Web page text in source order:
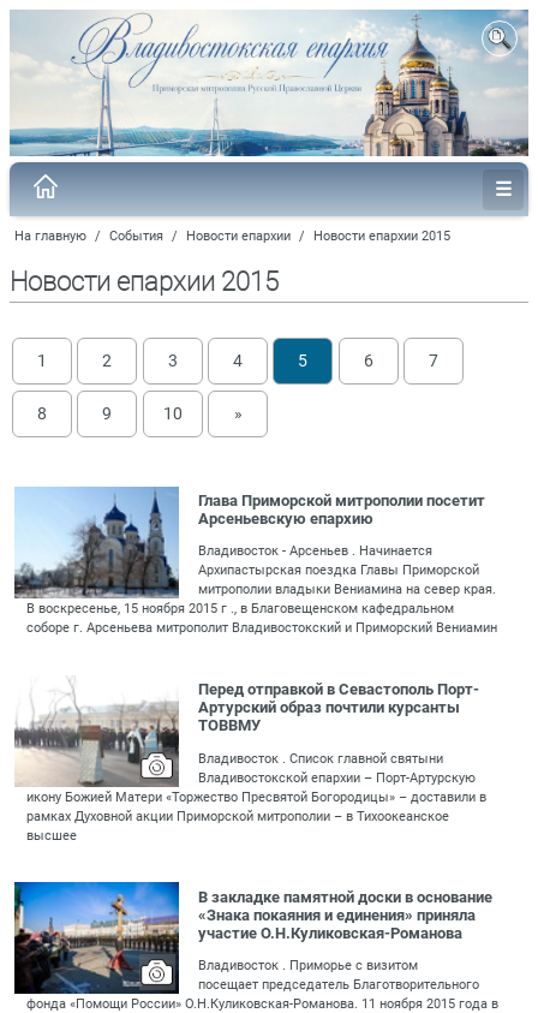
На главную / События / Новости епархии / Новости епархии 2015
Новости епархии 2015
1 2 3 4 5 6 7
8 9 10 »
Глава Приморской митрополии посетит
Арсеньевскую епархию
Владивосток - Арсеньев . Начинается
Архипастырская поездка Главы Приморской
митрополии владыки Вениамина на север края.
В воскресенье, 15 ноября 2015 г ., в Благовещенском кафедральном
соборе г. Арсеньева митрополит Владивостокский и Приморский Вениамин
Перед отправкой в Севастополь Порт-
Артурский образ почтили курсанты
ТОВВМУ
Владивосток . Список главной святыни
Владивостокской епархии – Порт-Артурскую
икону Божией Матери «Торжество Пресвятой Богородицы» – доставили в
рамках Духовной акции Приморской митрополии – в Тихоокеанское
высшее
В закладке памятной доски в основание
«Знака покаяния и единения» приняла
участие О.Н.Куликовская-Романова
Владивосток . Приморье с визитом
посещает председатель Благотворительного
фонда «Помощи России» О.Н.Куликовская-Романова. 11 ноября 2015 года в